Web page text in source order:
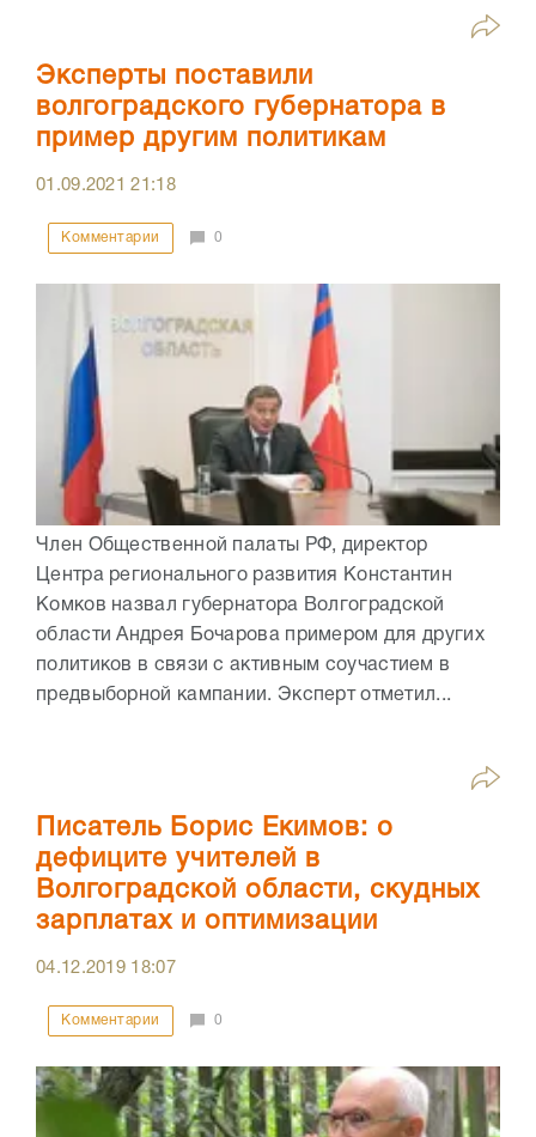
Эксперты поставили
волгоградского губернатора в
пример другим политикам
01.09.202121:18
Комментарии 0
Член Общественной палаты РФ, директор
Центра регионального развития Константин
Комков назвал губернатора Волгоградской
области Андрея Бочарова примером для других
политиков в связи с активным соучастием в
предвыборной кампании. Эксперт отметил...
Писатель Борис Екимов: о
дефиците учителей в
Волгоградской области, скудных
зарплатах и оптимизации
04.12.2019 18:07
Комментарии 0